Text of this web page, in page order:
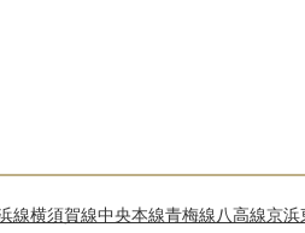
線横須賀線中央本線青梅線八高線京浜